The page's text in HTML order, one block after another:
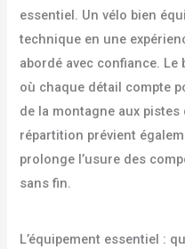
essentiel. Un vélo bien
technique en une
abordé avec confiance.
où chaque détail compte
de la montagne aux
répartition prévient
prolonge l’usure des
sans fin.
L’équipement essentiel :